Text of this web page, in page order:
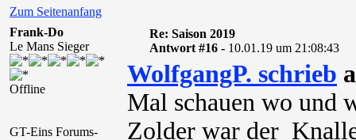
Zum Seitenanfang
Frank-Do
Le Mans Sieger
Offline
GT-Eins Forums-
Re: Saison 2019
Antwort #16 - 10.01.19 um 21:08:43
WolfgangP. schrieb
Mal schauen wo und
Zolder war der